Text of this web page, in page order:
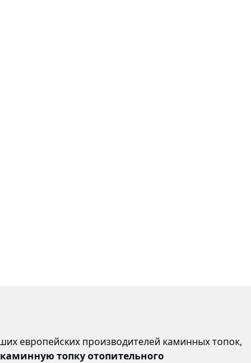
европейских производителей каминных топок,
топку отопительного